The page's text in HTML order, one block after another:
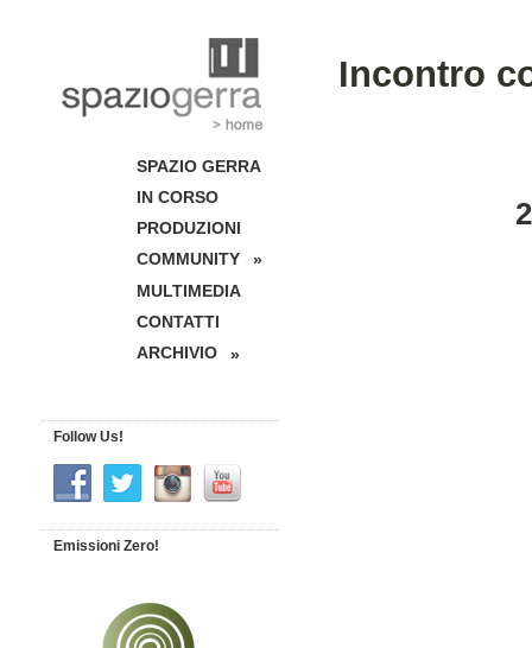
Incontro
SPAZIO GERRA
IN CORSO
PRODUZIONI
COMMUNITY
»
MULTIMEDIA
CONTATTI
ARCHIVIO
»
Follow Us!
Emissioni Zero!